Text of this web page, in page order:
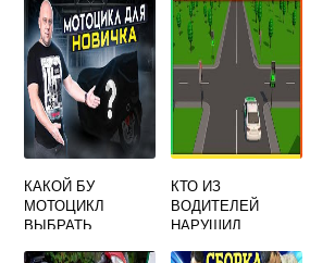
КАКОЙ БУ
МОТОЦИКЛ
ВЫБРАТЬ
КТО ИЗ
ВОДИТЕЛЕЙ
НАРУШИЛ